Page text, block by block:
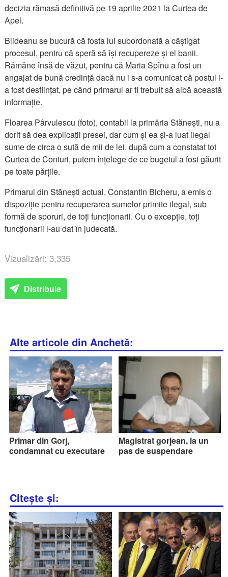
decizia rămasă definitivă pe 19 aprilie 2021 la Curtea de
Apel.
Blideanu se bucură că fosta lui subordonată a câștigat
procesul, pentru că speră să își recupereze și el banii.
Rămâne însă de văzut, pentru că Maria Spînu a fost un
angajat de bună credință dacă nu i s-a comunicat că postul i-
a fost desființat, pe când primarul ar fi trebuit să aibă această
informație.
Floarea Pârvulescu (foto), contabil la primăria Stănești, nu a
dorit să dea explicații presei, dar cum și ea și-a luat ilegal
sume de circa o sută de mii de lei, după cum a constatat tot
Curtea de Conturi, putem înțelege de ce bugetul a fost găurit
pe toate părțile.
Primarul din Stănești actual, Constantin Bicheru, a emis o
dispoziție pentru recuperarea sumelor primite ilegal, sub
formă de sporuri, de toți funcționarii. Cu o excepție, toți
funcționarii l-au dat în judecată.
Vizualizări: 3,335
Distribuie
Alte articole din Anchetă:
Primar din Gorj,
condamnat cu executare
Magistrat gorjean, la un
pas de suspendare
Citește și: